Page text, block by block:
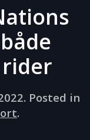
rider
. Posted in
.